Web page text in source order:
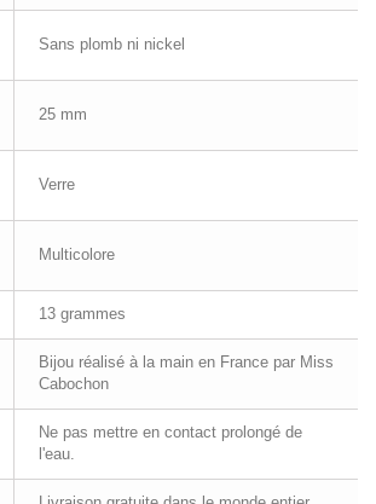
Sans plomb ni nickel
25 mm
Verre
Multicolore
13 grammes
Bijou réalisé à la main en France par Miss
Cabochon
Ne pas mettre en contact prolongé de
l'eau.